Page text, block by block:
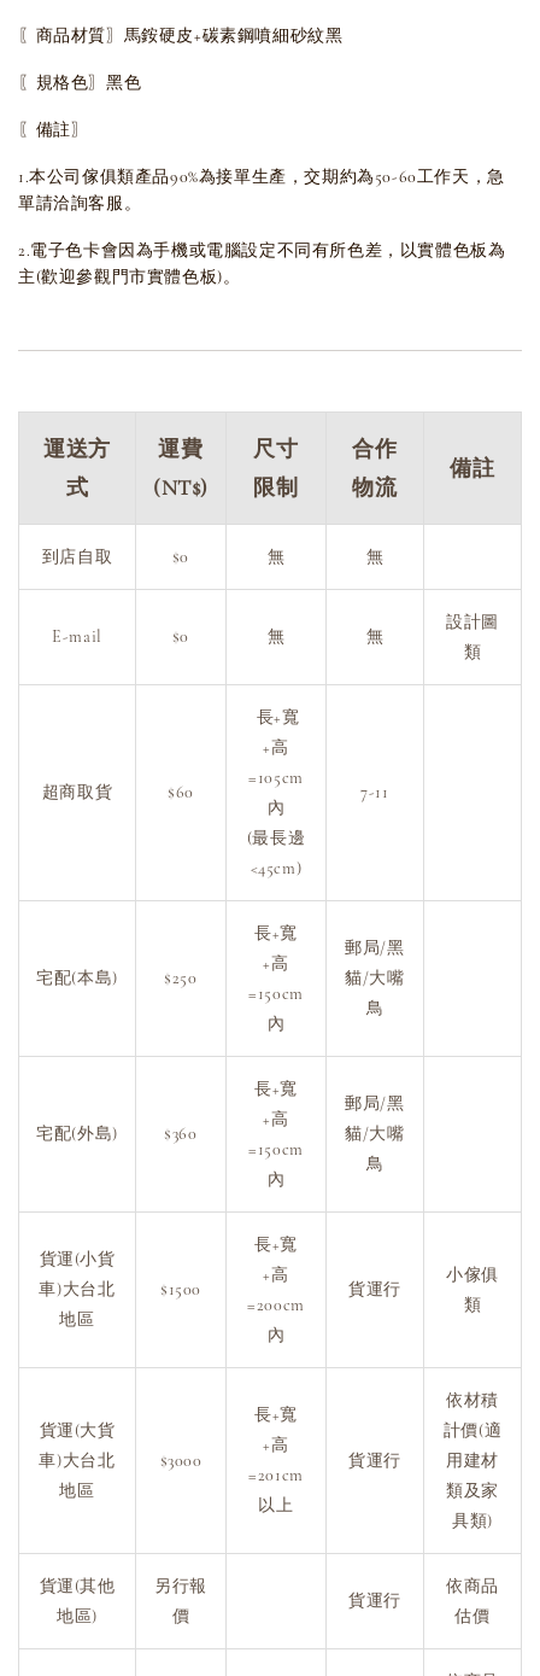
〖商品材質〗馬銨硬皮+碳素鋼噴細砂紋黑
〖規格色〗黑色
〖備註〗
1.本公司傢俱類產品90%為接單生產，交期約為50-60工作天，急
單請洽詢客服。
2.電子色卡會因為手機或電腦設定不同有所色差，以實體色板為
主(歡迎參觀門市實體色板)。
運送方
式
運費
(NT$)
尺寸
限制
合作
物流
備註
到店自取 $0 無 無
E-mail $0 無 無
設計圖
類
超商取貨 $60
長+寬
+高
=105cm
內
(最長邊
<45cm)
7-11
宅配(本島) $250
長+寬
+高
=150cm
內
郵局/黑
貓/大嘴
鳥
宅配(外島) $360
長+寬
+高
=150cm
內
郵局/黑
貓/大嘴
鳥
貨運(小貨
車)大台北
地區
$1500
長+寬
+高
=200cm
內
貨運行
小傢俱
類
貨運(大貨
車)大台北
地區
$3000
長+寬
+高
=201cm
以上
貨運行
依材積
計價(適
用建材
類及家
具類)
貨運(其他
地區)
另行報
價
貨運行
依商品
估價